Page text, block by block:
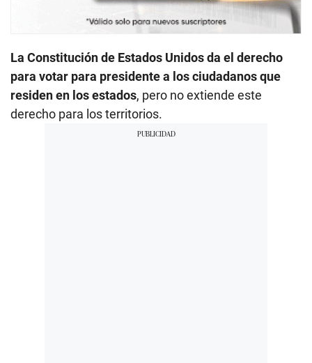
La Constitución de Estados Unidos da el derecho
para votar para presidente a los ciudadanos que
residen en los estados, pero no extiende este
derecho para los territorios.